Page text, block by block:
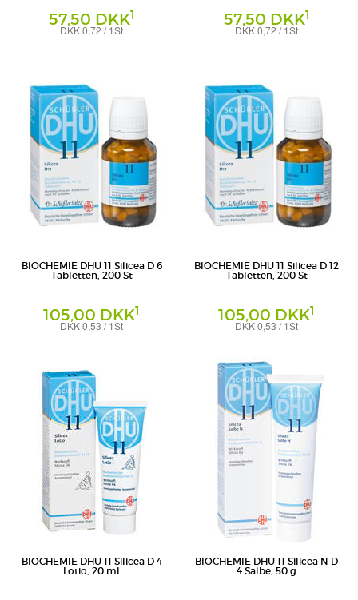
57,50 DKK1
DKK 0,72 / 1St
57,50 DKK1
DKK 0,72 / 1St
BIOCHEMIE DHU 11 Silicea D 6
Tabletten, 200 St
105,00 DKK1
DKK 0,53 / 1St
BIOCHEMIE DHU 11 Silicea D 12
Tabletten, 200 St
105,00 DKK1
DKK 0,53 / 1St
BIOCHEMIE DHU 11 Silicea D 4
Lotio, 20 ml
BIOCHEMIE DHU 11 Silicea N D
4 Salbe, 50 g